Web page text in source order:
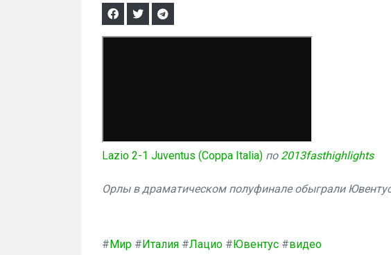
Lazio 2-1 Juventus (Coppa Italia) по 2013fasthighlights
Орлы в драматическом полуфинале обыграли
#Мир #Италия #Лацио #Ювентус #видео